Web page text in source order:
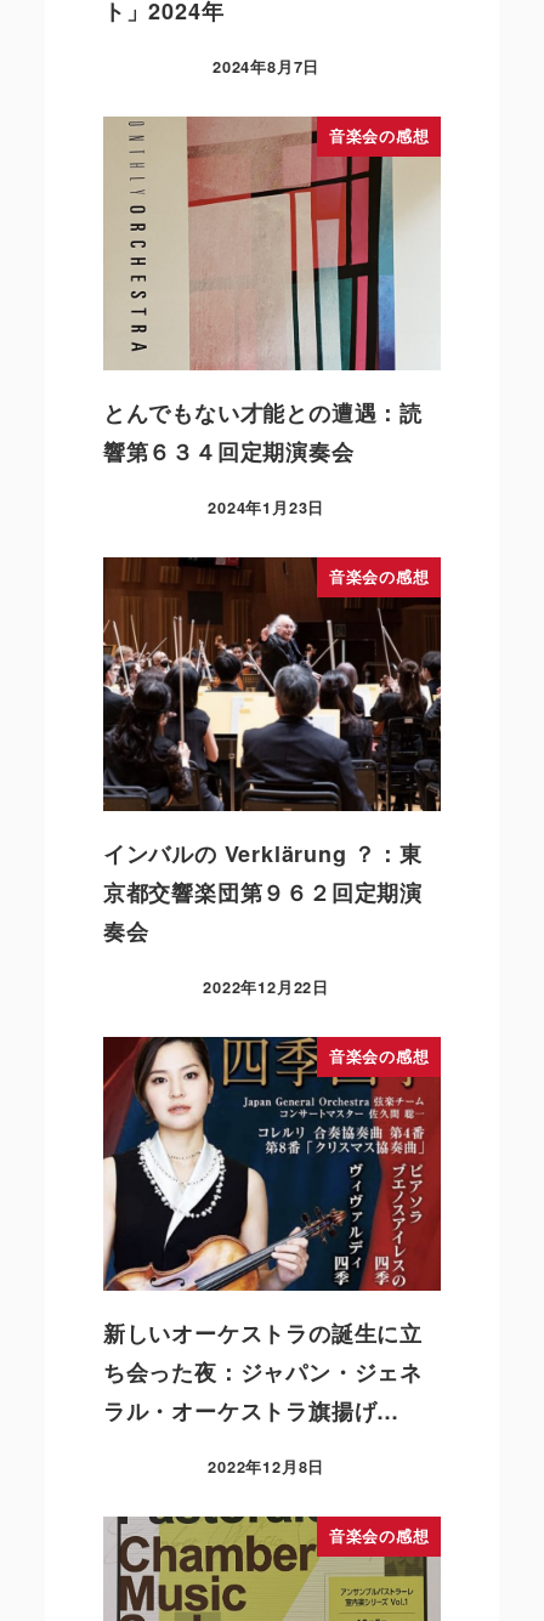
ト」2024年
2024年8月7日
音楽会の感想
とんでもない才能との遭遇：読
響第６３４回定期演奏会
2024年1月23日
音楽会の感想
インバルの Verklärung ？：東
京都交響楽団第９６２回定期演
奏会
2022年12月22日
音楽会の感想
新しいオーケストラの誕生に立
ち会った夜：ジャパン・ジェネ
ラル・オーケストラ旗揚げ…
2022年12月8日
音楽会の感想